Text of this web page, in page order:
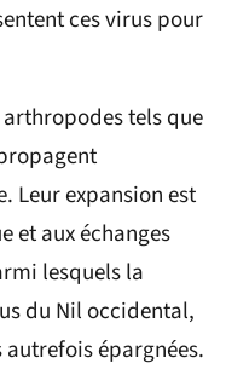
ces virus pour
tels que
Leur expansion est
et aux échanges
lesquels la
du Nil occidental,
épargnées.